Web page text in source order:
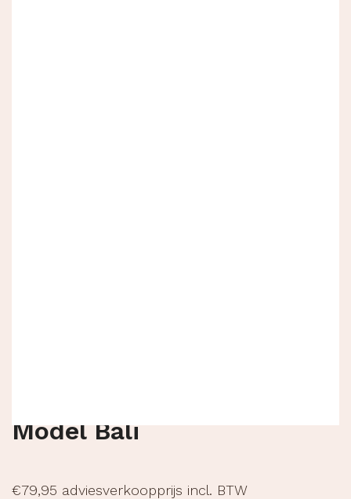
Model Bali
€79,95 adviesverkoopprijs incl. BTW